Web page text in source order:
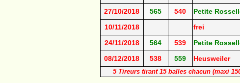
27/10/2018
565 540 Petite
10/11/2018
frei
24/11/2018
564 539 Petite
08/12/2018
538 559 Heusweiler
5 Tireurs tirant 15 balles chacun (maxi